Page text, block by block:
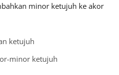
minor ketujuh ke akor
ketujuh
minor ketujuh